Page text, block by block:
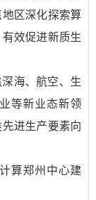
区深化探索算
效促进新质生
海、航空、生
等新业态新领
进生产要素向
算郑州中心建